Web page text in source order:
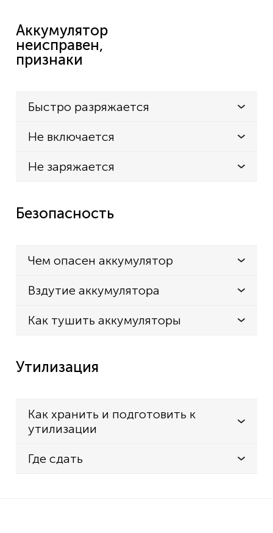
Аккумулятор
неисправен,
признаки
Быстро разряжается
Не включается
Не заряжается
Безопасность
Чем опасен аккумулятор
Вздутие аккумулятора
Как тушить аккумуляторы
Утилизация
Как хранить и подготовить к
утилизации
Где сдать